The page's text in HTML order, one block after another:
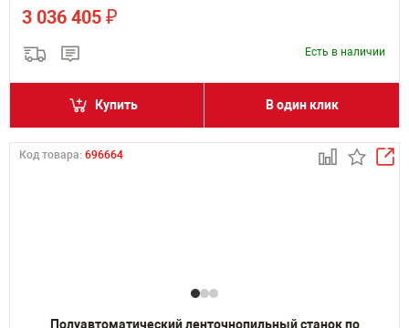
3 036 405 ₽
Есть в наличии
Купить В один клик
Код товара: 696664
Полуавтоматический ленточнопильный станок по